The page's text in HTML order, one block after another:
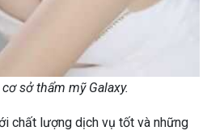
sở thẩm mỹ Galaxy.
chất lượng dịch vụ tốt và những